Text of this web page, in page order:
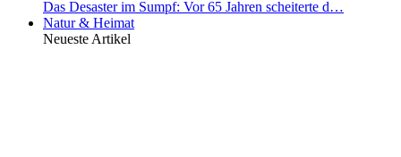
Das Desaster im Sumpf: Vor 65 Jahren scheiterte d…
Natur & Heimat
Neueste Artikel